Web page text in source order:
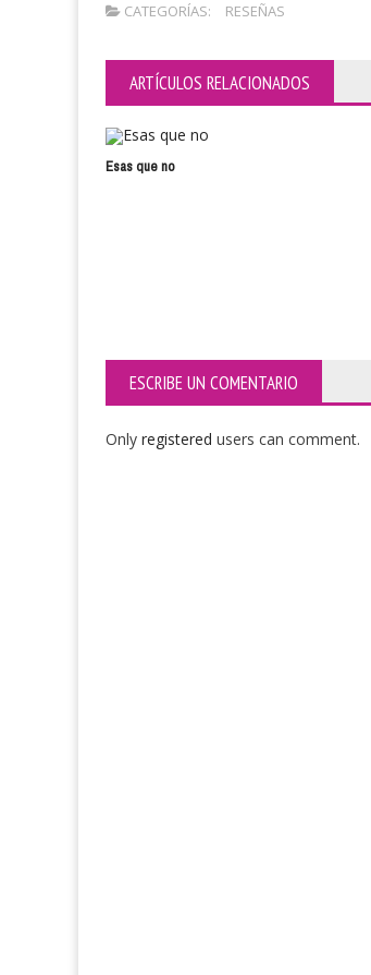
CATEGORÍAS: RESEÑAS
ARTÍCULOS RELACIONADOS
Esas que no
ESCRIBE UN COMENTARIO
Only registered users can comment.